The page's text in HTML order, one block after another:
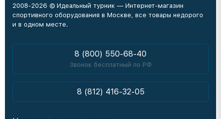
2008-2026 © Идеальный турник — Интернет-магазин
спортивного оборудования в Москве, все товары недорого
и в одном месте.
8 (800) 550-68-40
Звонок бесплатный по РФ
8 (812) 416-32-05